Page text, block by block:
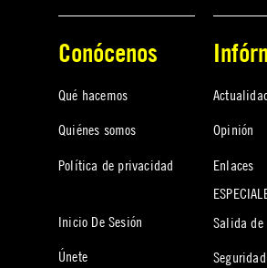
Conócenos
Qué hacemos
Quiénes somos
Política de privacidad
Inicio De Sesión
Únete
Opinión
Enlaces
Salida de